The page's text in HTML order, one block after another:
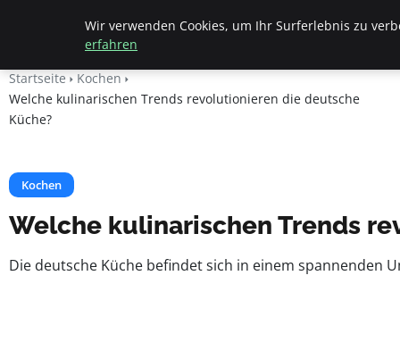
Geheimesleben
Startseite
Kochen
Welche kulinarischen Trends revolutionieren die deutsche
Küche?
Kochen
Welche kulinarischen Trends
Die deutsche Küche befindet sich in einem spannenden
Wir verwenden Cookies, um Ihr Surferlebnis zu
erfahren